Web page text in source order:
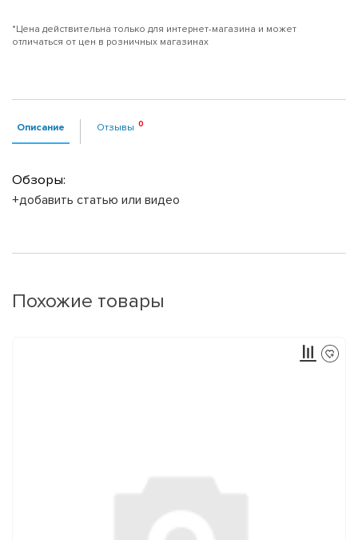
*Цена действительна только для интернет-магазина и может
отличаться от цен в розничных магазинах
Описание Отзывы
Обзоры:
+добавить статью или видео
Похожие товары